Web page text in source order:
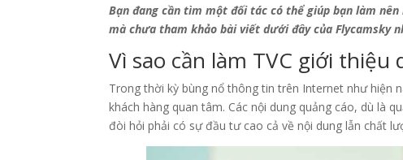
Bạn đang cần tìm một đối tác có thể giúp bạn làm
mà chưa tham khảo bài viết dưới đây của Flycamsky
Vì sao cần làm TVC giới thiệu
Trong thời kỳ bùng nổ thông tin trên Internet như hiện
khách hàng quan tâm. Các nội dung quảng cáo, dù là
đòi hỏi phải có sự đầu tư cao cả về nội dung lẫn chất